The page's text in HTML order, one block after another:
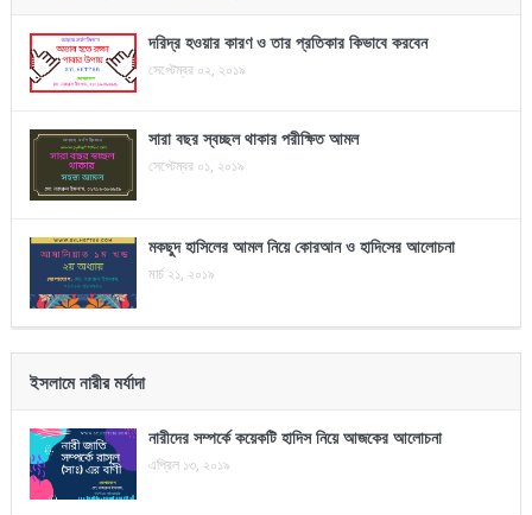
দরিদ্র হওয়ার কারণ ও তার প্রতিকার কিভাবে করবেন
সেপ্টেম্বর ০২, ২০১৯
সারা বছর স্বচ্ছল থাকার পরীক্ষিত আমল
সেপ্টেম্বর ০১, ২০১৯
মকছুদ হাসিলের আমল নিয়ে কোরআন ও হাদিসের আলোচনা
মার্চ ২১, ২০১৯
ইসলামে নারীর মর্যাদা
নারীদের সম্পর্কে কয়েকটি হাদিস নিয়ে আজকের আলোচনা
এপ্রিল ১৩, ২০১৯